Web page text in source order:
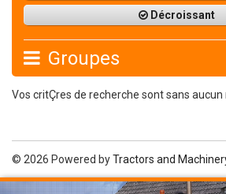
Décroissant
Groupes
Vos critÇres de recherche sont sans aucun
© 2026 Powered byTractors and